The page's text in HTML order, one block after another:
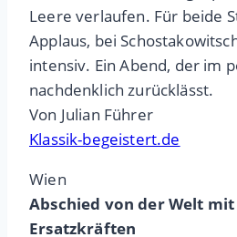
Leere verlaufen. Für beide
Applaus, bei
intensiv. Ein Abend, der im
nachdenklich zurücklässt.
Von Julian Führer
Klassik-begeistert.de
Wien
Abschied von der Welt
Ersatzkräften